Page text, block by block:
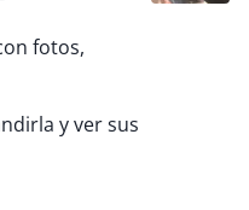
fotos,
y ver sus